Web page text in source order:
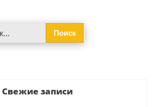
Свежие записи